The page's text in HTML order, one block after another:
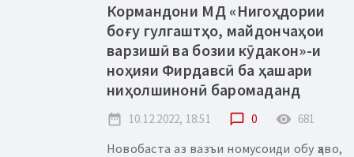
Кормандони МД «Нигоҳдории
боғу гулгаштҳо, майдончаҳои
варзишӣ ва бозии кӯдакон»-и
ноҳияи Фирдавсӣ ба ҳашари
ниҳолшинонӣ баромаданд
date_range 10.12.2022, 18:51 chat_bubble_outline 0 remove_red_eye 681
Новобаста аз вазъи номусоиди обу ҳаво,